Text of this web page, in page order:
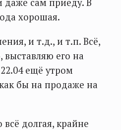
даже сам приеду. В
хорошая.
и т.д., и т.п. Всё,
выставляю его на
ещё утром
бы на продаже на
долгая, крайне